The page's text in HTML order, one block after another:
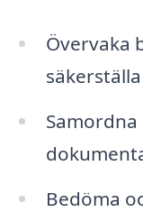
Övervaka
Bedöma